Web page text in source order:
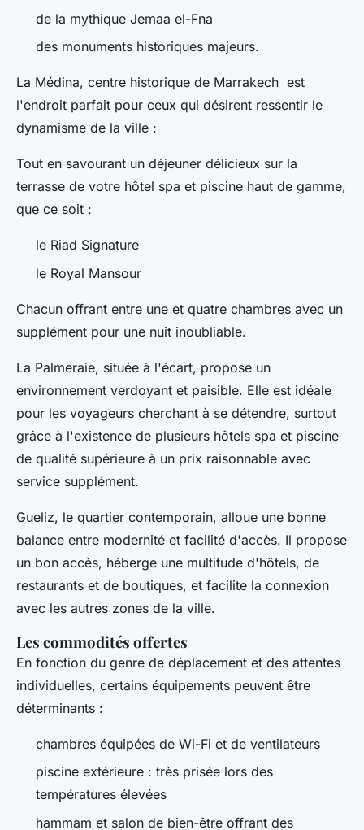
de la mythique Jemaa el-Fna
des monuments historiques majeurs.
La Médina, centre historique de Marrakech est
l'endroit parfait pour ceux qui désirent ressentir le
dynamisme de la ville :
Tout en savourant un déjeuner délicieux sur la
terrasse de votre hôtel spa et piscine haut de gamme,
que ce soit :
le Riad Signature
le Royal Mansour
Chacun offrant entre une et quatre chambres avec un
supplément pour une nuit inoubliable.
La Palmeraie, située à l'écart, propose un
environnement verdoyant et paisible. Elle est idéale
pour les voyageurs cherchant à se détendre, surtout
grâce à l'existence de plusieurs hôtels spa et piscine
de qualité supérieure à un prix raisonnable avec
service supplément.
Gueliz, le quartier contemporain, alloue une bonne
balance entre modernité et facilité d'accès. Il propose
un bon accès, héberge une multitude d'hôtels, de
restaurants et de boutiques, et facilite la connexion
avec les autres zones de la ville.
Les commodités offertes
En fonction du genre de déplacement et des attentes
individuelles, certains équipements peuvent être
déterminants :
chambres équipées de Wi-Fi et de ventilateurs
piscine extérieure : très prisée lors des
températures élevées
hammam et salon de bien-être offrant des